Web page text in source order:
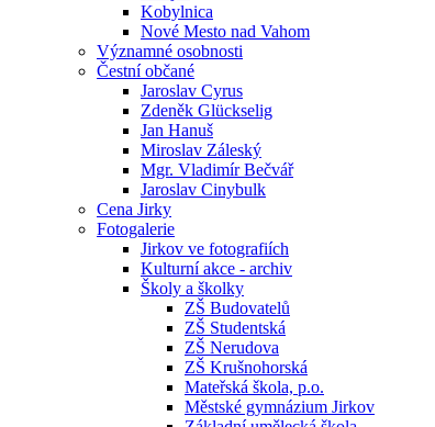
Kobylnica
Nové Mesto nad Vahom
Významné osobnosti
Čestní občané
Jaroslav Cyrus
Zdeněk Glückselig
Jan Hanuš
Miroslav Záleský
Mgr. Vladimír Bečvář
Jaroslav Cinybulk
Cena Jirky
Fotogalerie
Jirkov ve fotografiích
Kulturní akce - archiv
Školy a školky
ZŠ Budovatelů
ZŠ Studentská
ZŠ Nerudova
ZŠ Krušnohorská
Mateřská škola, p.o.
Městské gymnázium Jirkov